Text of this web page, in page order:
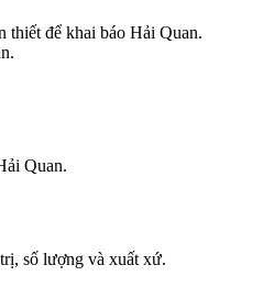
thiết để khai báo Hải Quan.
Quan.
số lượng và xuất xứ.